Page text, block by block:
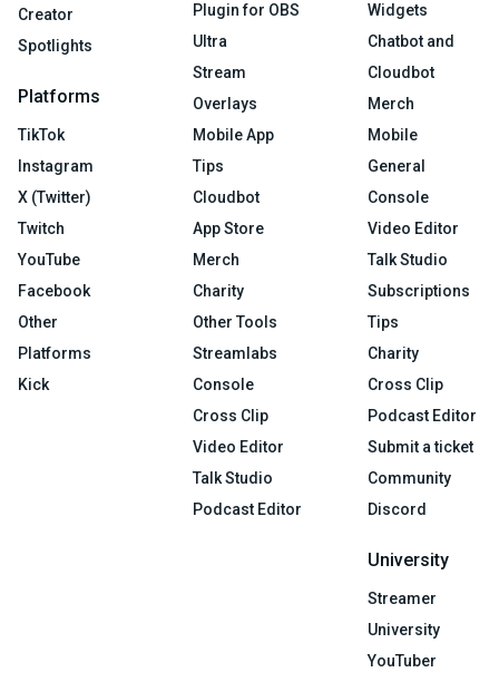
Creator
Spotlights
Platforms
TikTok
Instagram
X (Twitter)
Twitch
YouTube
Facebook
Other
Platforms
Kick
Plugin for OBS
Ultra
Stream
Overlays
Mobile App
Tips
Cloudbot
App Store
Merch
Charity
Other Tools
Streamlabs
Console
Cross Clip
Video Editor
Talk Studio
Podcast Editor
Widgets
Chatbot and
Cloudbot
Merch
Mobile
General
Console
Video Editor
Talk Studio
Subscriptions
Tips
Charity
Cross Clip
Podcast Editor
Submit a ticket
Community
Discord
University
Streamer
University
YouTuber